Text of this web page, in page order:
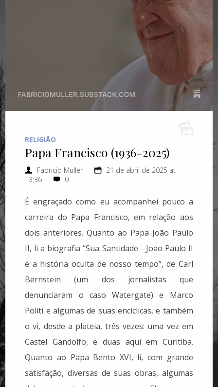
RELIGIÃO
Papa Francisco (1936-2025)
Fabricio Muller
21 de abril de 2025 at
13:36
0
É engraçado como eu acompanhei pouco a
carreira do Papa Francisco, em relação aos
dois anteriores. Quanto ao Papa João Paulo
II, li a biografia “Sua Santidade - Joao Paulo II
e a história oculta de nosso tempo”, de Carl
Bernstein (um dos jornalistas que
denunciaram o caso Watergate) e Marco
Politi e algumas de suas encíclicas, e também
o vi, desde a plateia, três vezes: uma vez em
Castel Gandolfo, e duas aqui em Curitiba.
Quanto ao Papa Bento XVI, li, com grande
satisfação, diversas de suas obras, algumas